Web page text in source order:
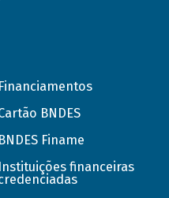
Financiamentos
BNDES
BNDES Finame
Instituições financeiras